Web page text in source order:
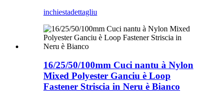
inchiestadettagliu
16/25/50/100mm Cuci nantu à Nylon
Mixed Polyester Ganciu è Loop
Fastener Striscia in Neru è Bianco